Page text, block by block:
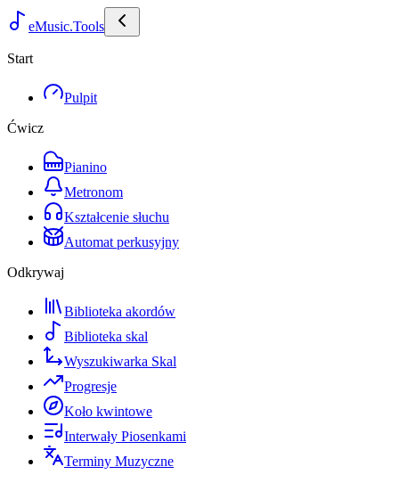
eMusic.Tools
Start
Pulpit
Ćwicz
Pianino
Metronom
Kształcenie słuchu
Automat perkusyjny
Odkrywaj
Biblioteka akordów
Biblioteka skal
Wyszukiwarka Skal
Progresje
Koło kwintowe
Interwały Piosenkami
Terminy Muzyczne